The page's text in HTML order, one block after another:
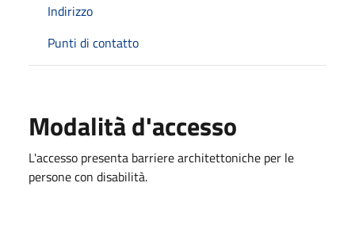
Indirizzo
Punti di contatto
Modalità d'accesso
L'accesso presenta barriere architettoniche per le
persone con disabilità.